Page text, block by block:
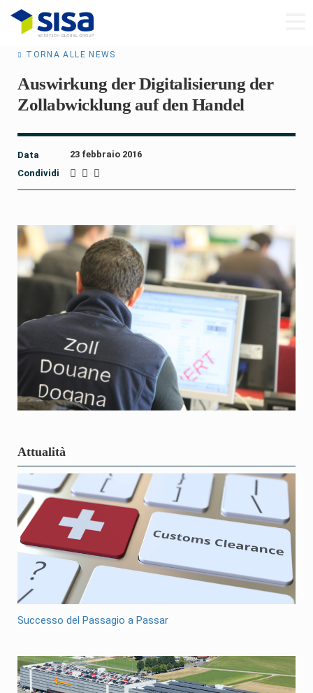
TORNA ALLE NEWS
Auswirkung der Digitalisierung der
Zollabwicklung auf den Handel
Data
23 febbraio 2016
Condividi
Attualità
Successo del Passagio a Passar